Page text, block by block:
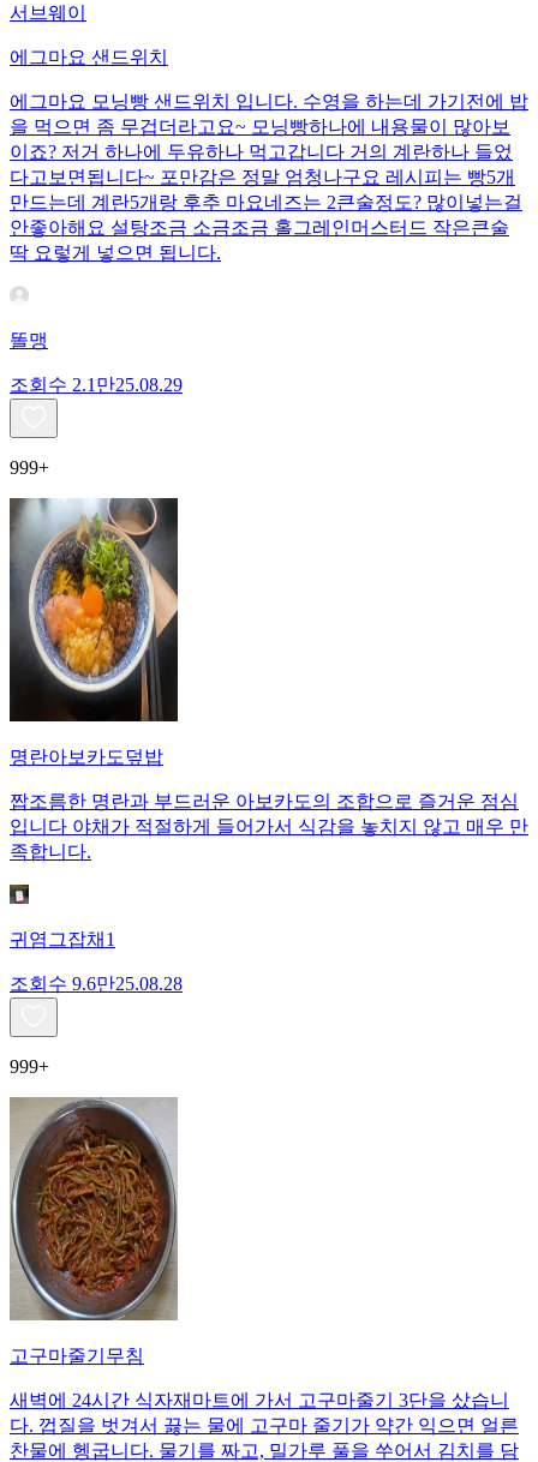
서브웨이
에그마요 샌드위치
에그마요 모닝빵 샌드위치 입니다. 수영을 하는데 가기전에 밥
을 먹으면 좀 무겁더라고요~ 모닝빵하나에 내용물이 많아보
이죠? 저거 하나에 두유하나 먹고갑니다 거의 계란하나 들었
다고보면됩니다~ 포만감은 정말 엄청나구요 레시피는 빵5개
만드는데 계란5개랑 후추 마요네즈는 2큰술정도? 많이넣는걸
안좋아해요 설탕조금 소금조금 홀그레인머스터드 작은큰술
딱 요렇게 넣으면 됩니다.
똘맹
조회수 2.1만25.08.29
999+
명란아보카도덮밥
짭조름한 명란과 부드러운 아보카도의 조합으로 즐거운 점심
입니다 야채가 적절하게 들어가서 식감을 놓치지 않고 매우 만
족합니다.
귀염그잡채1
조회수 9.6만25.08.28
999+
고구마줄기무침
새벽에 24시간 식자재마트에 가서 고구마줄기 3단을 샀습니
다. 껍질을 벗겨서 끓는 물에 고구마 줄기가 약간 익으면 얼른
찬물에 헹굽니다. 물기를 짜고, 밀가루 풀을 쑤어서 김치를 담